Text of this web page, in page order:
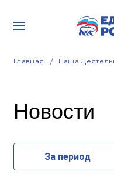
Главная Наша
Новости
За период